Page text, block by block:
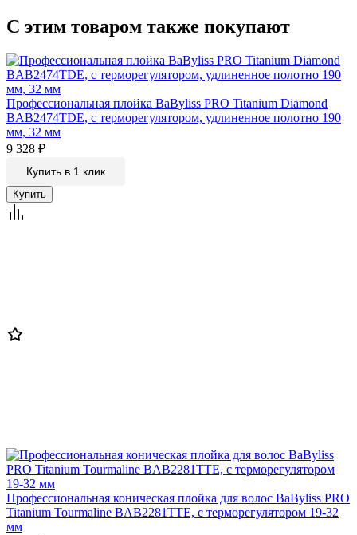
С этим товаром также покупают
Профессиональная плойка BaByliss PRO Titanium Diamond
BAB2474TDE, с терморегулятором, удлиненное полотно 190
мм, 32 мм
9 328 ₽
Купить в 1 клик
Профессиональная коническая плойка для волос BaByliss PRO
Titanium Tourmaline BAB2281TTE, с терморегулятором 19-32
мм